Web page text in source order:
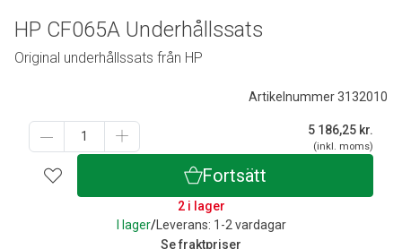
Artikelnummer 3132010
5 186,25 kr.
(inkl. moms)
Fortsätt
2 i lager
I lager/Leverans: 1-2 vardagar
Se fraktpriser
HP CF065A Underhållssats
Original underhållssats från HP